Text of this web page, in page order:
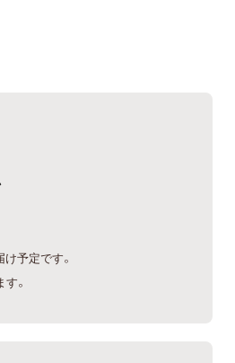
予定です。
。